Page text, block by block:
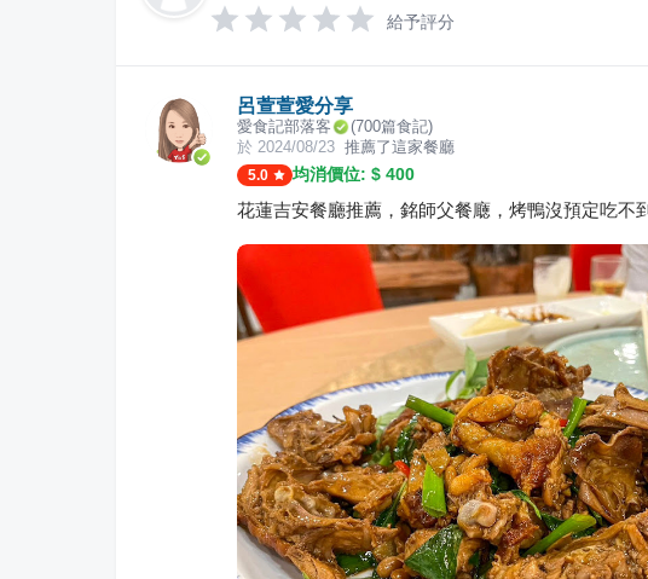
給予評分
呂萱萱愛分享
愛食記部落客 (700篇食記)
於 2024/08/23 推薦了這家餐廳
5.0 均消價位: $ 400
花蓮吉安餐廳推薦，銘師父餐廰，烤鴨沒預定吃不